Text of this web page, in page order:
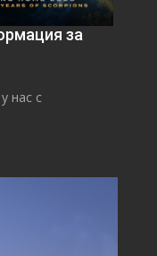
за
нас с